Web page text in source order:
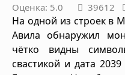
Оценка: 5.0 39612
На одной из строек в
Авила обнаружил
чётко видны
свастикой и дата